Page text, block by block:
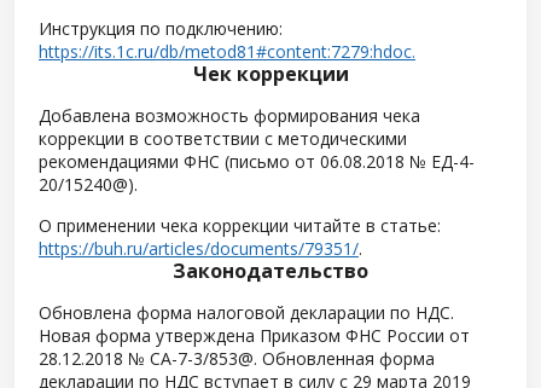
Инструкция по подключению:
https://its.1c.ru/db/metod81#content:7279:hdoc.
Чек коррекции
Добавлена возможность формирования чека
коррекции в соответствии с методическими
рекомендациями ФНС (письмо от 06.08.2018 № ЕД-4-
20/15240@).
О применении чека коррекции читайте в статье:
https://buh.ru/articles/documents/79351/.
Законодательство
Обновлена форма налоговой декларации по НДС.
Новая форма утверждена Приказом ФНС России от
28.12.2018 № СА-7-3/853@. Обновленная форма
декларации по НДС вступает в силу с 29 марта 2019